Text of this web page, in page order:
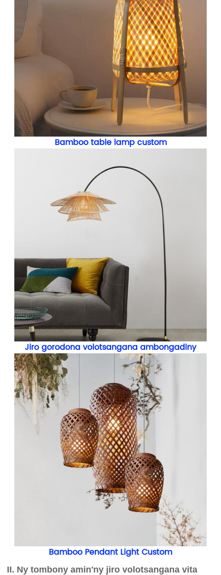
Bamboo table lamp custom
Jiro gorodona volotsangana ambongadiny
Bamboo Pendant Light Custom
II. Ny tombony amin'ny jiro volotsangana vita